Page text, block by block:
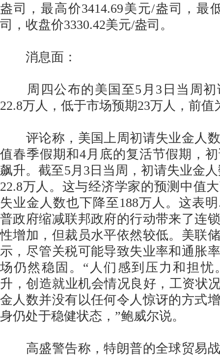
盎司，最高价3414.69美元/盎司，最
司，收盘价3330.42美元/盎司。
消息面：
周四公布的美国至5月3日当周初
22.8万人，低于市场预期23万人，前值
评论称，美国上周初请失业金人数
值春季假期和4月底的复活节假期，
飙升。截至5月3日当周，初请失业金
22.8万人。这与经济学家的预测中值
失业金人数也下降至188万人。这表
普政府缩减联邦政府的行动带来了连
性增加，但裁员水平依然较低。美联
示，尽管关税可能导致失业率和通胀
场仍然稳固。“人们感到压力和担忧
升，创造就业机会情况良好，工资状
金人数并没有以任何令人惊讶的方式
身仍处于稳健状态，”鲍威尔说。
高盛警告称，特朗普的全球贸易战